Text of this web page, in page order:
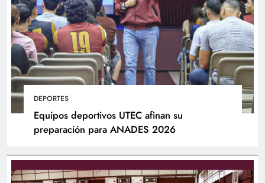
DEPORTES
Equipos deportivos UTEC afinan su
preparación para ANADES 2026